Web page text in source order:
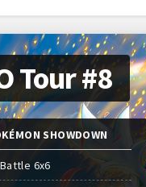
Tour #8
SHOWDOWN
6x6